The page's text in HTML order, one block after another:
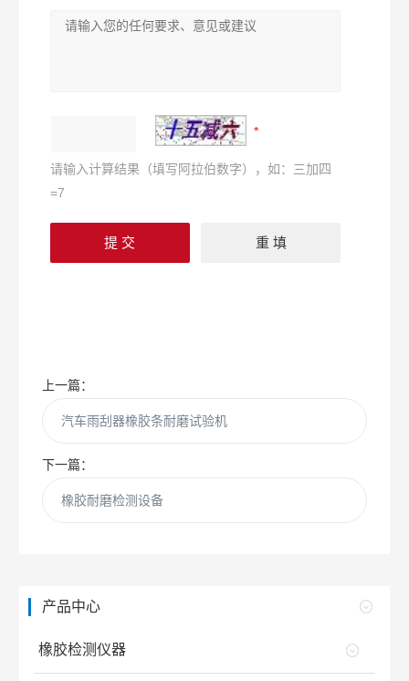
请输入计算结果（填写阿拉伯数字），如：三加四
=7
上一篇：
汽车雨刮器橡胶条耐磨试验机
下一篇：
橡胶耐磨检测设备
产品中心
橡胶检测仪器